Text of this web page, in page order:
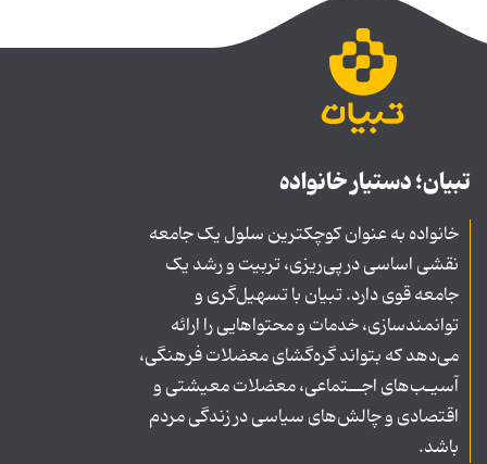
تبیان؛ دستیار خانواده
خانواده به عنوان کوچکترین سلول یک جامعه
نقشی اساسی در پی‌ریزی، تربیت و رشد یک
جامعه قوی دارد. تبیان با تسهیل‌گری و
توانمندسازی، خدمات و محتواهایی را ارائه
می‌دهد که بتواند گره‌گشای معضلات فرهنگی،
آسیـب‌های اجــتماعی، معضلات معیشتی و
اقتصادی و چالش‌های سیاسی در زندگی مردم
باشد.